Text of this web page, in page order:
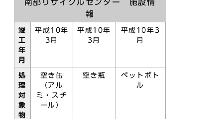
南部リサイクルセンター 施設情
報
竣
工
年
月
平成10年
3月
平成10年
3月
平成10年3
月
処
理
対
象
物
空き缶
（アル
ミ・スチ
ール）
空き瓶
ペットボト
ル